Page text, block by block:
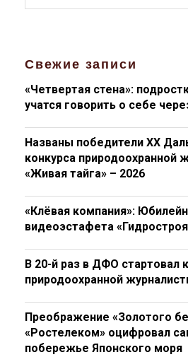
Свежие записи
«Четвертая стена»:
учатся говорить о себе
Названы победители XX
конкурса природоохранной
«Живая тайга» – 2026
«Клёвая компания»:
видеоэстафета
В 20-й раз в ДФО стартовал
природоохранной
Преображение «Золотого
«Ростелеком» оцифровал
побережье Японского моря